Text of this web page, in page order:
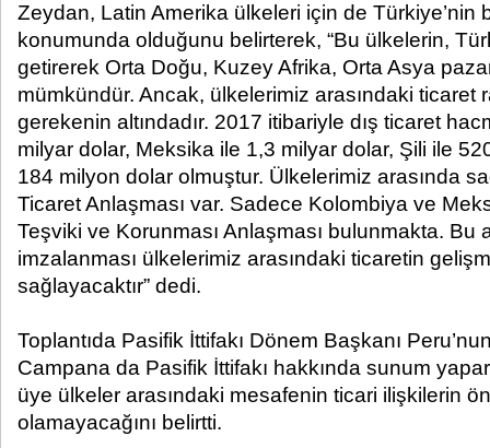
Zeydan, Latin Amerika ülkeleri için de Türkiye’nin
konumunda olduğunu belirterek, “Bu ülkelerin,
getirerek Orta Doğu, Kuzey Afrika, Orta Asya
mümkündür. Ancak, ülkelerimiz arasındaki ticaret
gerekenin altındadır. 2017 itibariyle dış ticaret
milyar dolar, Meksika ile 1,3 milyar dolar, Şili ile
184 milyon dolar olmuştur. Ülkelerimiz arasında
Ticaret Anlaşması var. Sadece Kolombiya ve
Teşviki ve Korunması Anlaşması bulunmakta. Bu
imzalanması ülkelerimiz arasındaki ticaretin
sağlayacaktır” dedi.
Toplantıda Pasifik İttifakı Dönem Başkanı
Campana da Pasifik İttifakı hakkında sunum
üye ülkeler arasındaki mesafenin ticari ilişkilerin
olamayacağını belirtti.